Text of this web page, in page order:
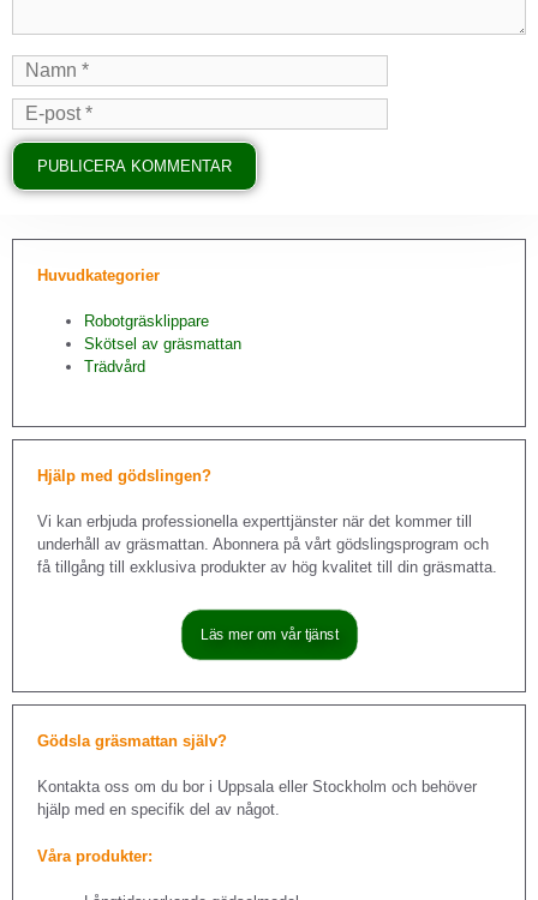
Huvudkategorier
Robotgräsklippare
Skötsel av gräsmattan
Trädvård
Hjälp med gödslingen?
Vi kan erbjuda professionella experttjänster när det kommer till
underhåll av gräsmattan. Abonnera på vårt gödslingsprogram och
få tillgång till exklusiva produkter av hög kvalitet till din gräsmatta.
Läs mer om vår tjänst
Gödsla gräsmattan själv?
Kontakta oss om du bor i Uppsala eller Stockholm och behöver
hjälp med en specifik del av något.
Våra produkter: